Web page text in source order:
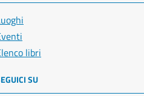
libri
SU